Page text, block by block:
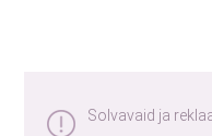
Solvavaid ja